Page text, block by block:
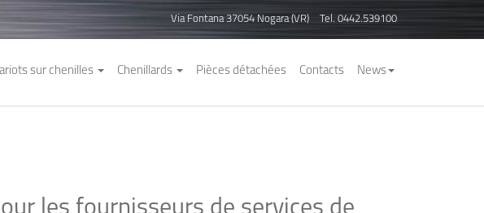
Via Fontana 37054 Nogara (VR) Tel. 0442.539100
sur chenilles Chenillards Pièces détachées Contacts News